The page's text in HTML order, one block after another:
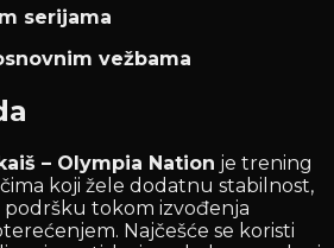
serijama
vežbama
– Olympia Nation je trening
koji žele dodatnu stabilnost,
podršku tokom izvođenja
Najčešće se koristi